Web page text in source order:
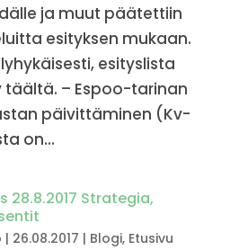
ja muut päätettiin
esityksen mukaan.
esityslista
– Espoo-tarinan
päivittäminen (Kv-
on...
28.8.2017 Strategia,
| 26.08.2017 | Blogi, Etusivu